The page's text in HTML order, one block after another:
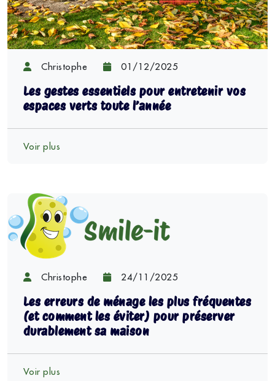
Christophe 01/12/2025
Les gestes essentiels pour entretenir vos
espaces verts toute l’année
Voir plus
Christophe 24/11/2025
Les erreurs de ménage les plus fréquentes
(et comment les éviter) pour préserver
durablement sa maison
Voir plus